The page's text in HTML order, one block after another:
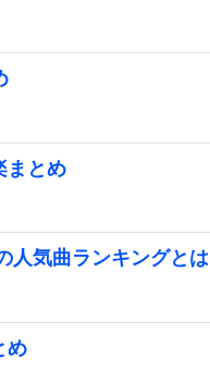
まとめ
人気曲ランキングとは
め